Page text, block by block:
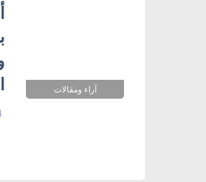
آراء ومقالات